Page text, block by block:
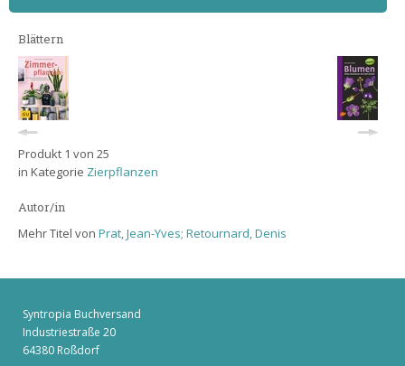
Blättern
Produkt 1 von 25
in Kategorie Zierpflanzen
Autor/in
Mehr Titel von Prat, Jean-Yves; Retournard, Denis
Syntropia Buchversand
Industriestraße 20
64380 Roßdorf